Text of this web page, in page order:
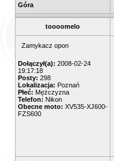
Góra
toooomelo
Zamykacz opon
Dołączył(a): 2008-02-24
19:17:18
Posty: 298
Lokalizacja: Poznań
Płeć: Mężczyzna
Telefon: Nikon
Obecne moto: XV535-XJ600-
FZS600